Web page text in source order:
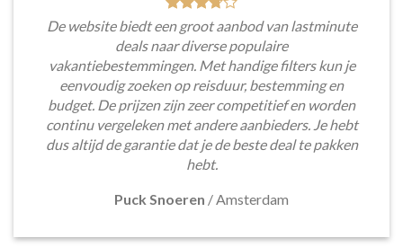
De website biedt een groot aanbod van lastminute
deals naar diverse populaire
vakantiebestemmingen. Met handige filters kun je
eenvoudig zoeken op reisduur, bestemming en
budget. De prijzen zijn zeer competitief en worden
continu vergeleken met andere aanbieders. Je hebt
dus altijd de garantie dat je de beste deal te pakken
hebt.
Puck Snoeren /Amsterdam